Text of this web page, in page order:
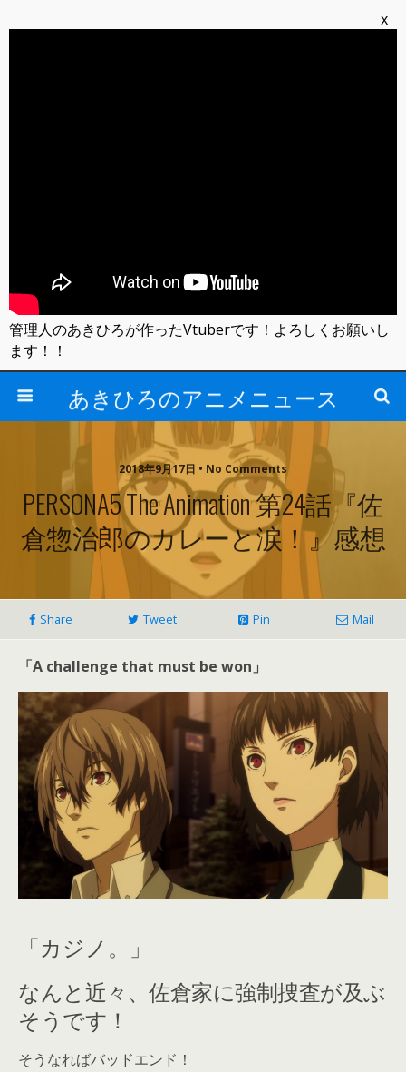
あきひろのアニメニュース
2018年9月17日 • No Comments
PERSONA5 The Animation 第24話『佐
倉惣治郎のカレーと涙！』感想
Share Tweet Pin Mail
「A challenge that must be won」
「カジノ。」
なんと近々、佐倉家に強制捜査が及ぶ
そうです！
そうなればバッドエンド！
x
管理人のあきひろが作ったVtuberです！よろしくお願いし
ます！！